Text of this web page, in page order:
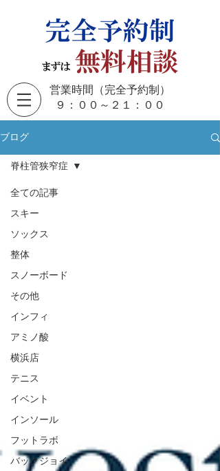
営業時間（完全予約制）
​９：００～２１：００
ブログ
全ての記事
スキー
ソックス
整体
スノーボード
その他
インフィ
アミノ酸
横浜店
テニス
イベント
インソール
フットラボ
バックジョイ
脊柱管狭窄症